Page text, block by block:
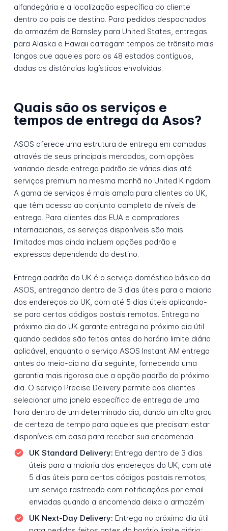
alfandegária e a localização específica do cliente
dentro do país de destino. Para pedidos despachados
do armazém de Barnsley para United States, entregas
para Alaska e Hawaii carregam tempos de trânsito mais
longos que aqueles para os 48 estados contíguos,
dadas as distâncias logísticas envolvidas.
Quais são os serviços e
tempos de entrega da Asos?
ASOS oferece uma estrutura de entrega em camadas
através de seus principais mercados, com opções
variando desde entrega padrão de vários dias até
serviços premium na mesma manhã no United Kingdom.
A gama de serviços é mais ampla para clientes do UK,
que têm acesso ao conjunto completo de níveis de
entrega. Para clientes dos EUA e compradores
internacionais, os serviços disponíveis são mais
limitados mas ainda incluem opções padrão e
expressas dependendo do destino.
Entrega padrão do UK é o serviço doméstico básico da
ASOS, entregando dentro de 3 dias úteis para a maioria
dos endereços do UK, com até 5 dias úteis aplicando-
se para certos códigos postais remotos. Entrega no
próximo dia do UK garante entrega no próximo dia útil
quando pedidos são feitos antes do horário limite diário
aplicável, enquanto o serviço ASOS Instant AM entrega
antes do meio-dia no dia seguinte, fornecendo uma
garantia mais rigorosa que a opção padrão do próximo
dia. O serviço Precise Delivery permite aos clientes
selecionar uma janela específica de entrega de uma
hora dentro de um determinado dia, dando um alto grau
de certeza de tempo para aqueles que precisam estar
disponíveis em casa para receber sua encomenda.
UK Standard Delivery: Entrega dentro de 3 dias
úteis para a maioria dos endereços do UK, com até
5 dias úteis para certos códigos postais remotos;
um serviço rastreado com notificações por email
enviadas quando a encomenda deixa o armazém
UK Next-Day Delivery: Entrega no próximo dia útil